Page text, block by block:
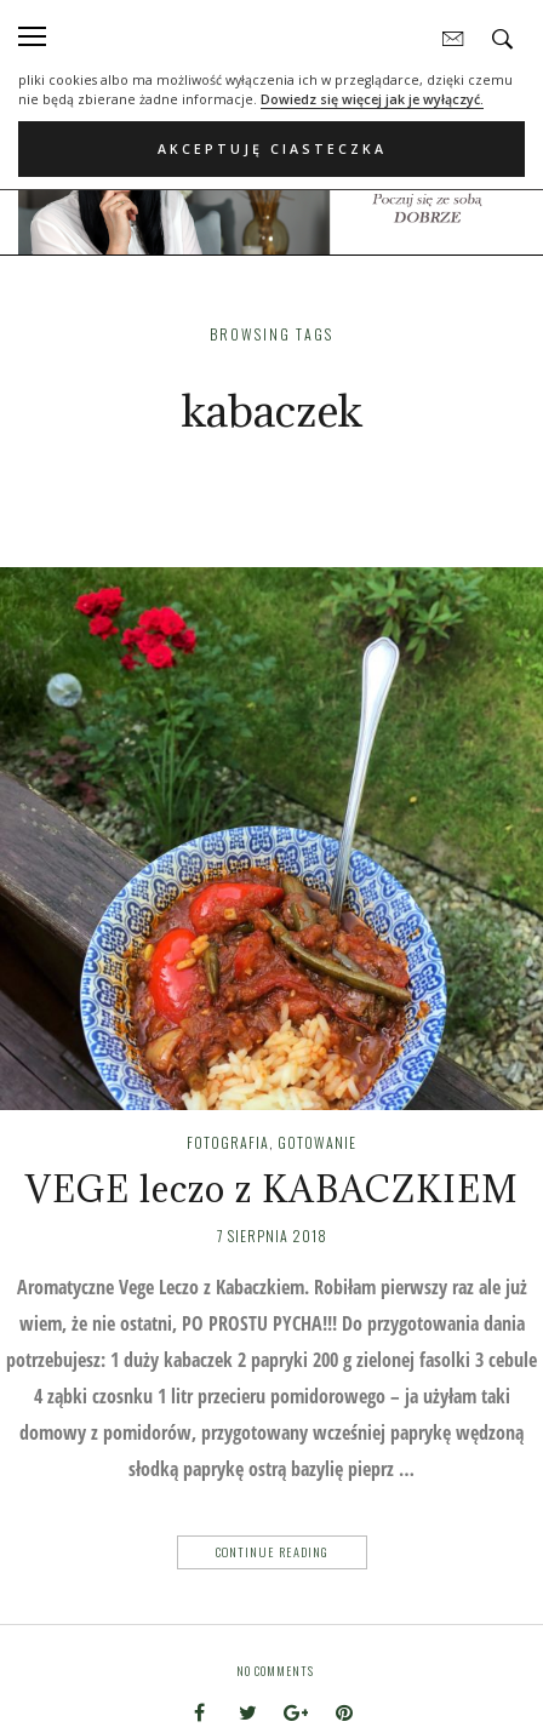
statystycznych, reklamowych oraz funkcjonalnych. Dzięki nim możemy
pliki cookies albo ma możliwość wyłączenia ich w przeglądarce, dzięki czemu
nie będą zbierane żadne informacje. Dowiedz się więcej jak je wyłączyć.
AKCEPTUJĘ CIASTECZKA
BROWSING TAGS
kabaczek
FOTOGRAFIA, GOTOWANIE
VEGE leczo z KABACZKIEM
7 SIERPNIA 2018
Aromatyczne Vege Leczo z Kabaczkiem. Robiłam pierwszy raz ale już
wiem, że nie ostatni, PO PROSTU PYCHA!!! Do przygotowania dania
potrzebujesz: 1 duży kabaczek 2 papryki 200 g zielonej fasolki 3 cebule
4 ząbki czosnku 1 litr przecieru pomidorowego – ja użyłam taki
domowy z pomidorów, przygotowany wcześniej paprykę wędzoną
słodką paprykę ostrą bazylię pieprz …
CONTINUE READING
NO COMMENTS